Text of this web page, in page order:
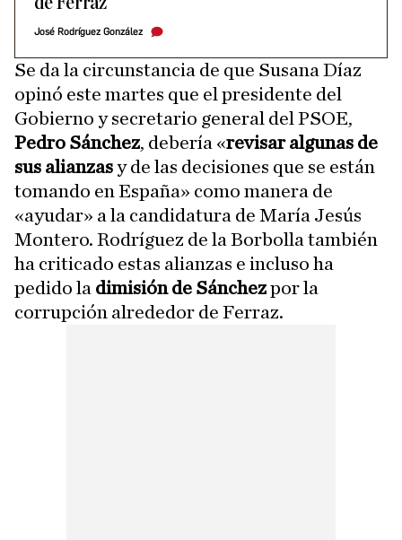
José Rodríguez González
Se da la circunstancia de que Susana Díaz
opinó este martes que el presidente del
Gobierno y secretario general del PSOE,
Pedro Sánchez, debería «revisar algunas de
sus alianzasy de las decisiones que se están
tomando en España» como manera de
«ayudar» a la candidatura de María Jesús
Montero. Rodríguez de la Borbolla también
ha criticado estas alianzas e incluso ha
pedido la dimisión de Sánchezpor la
corrupción alrededor de Ferraz.